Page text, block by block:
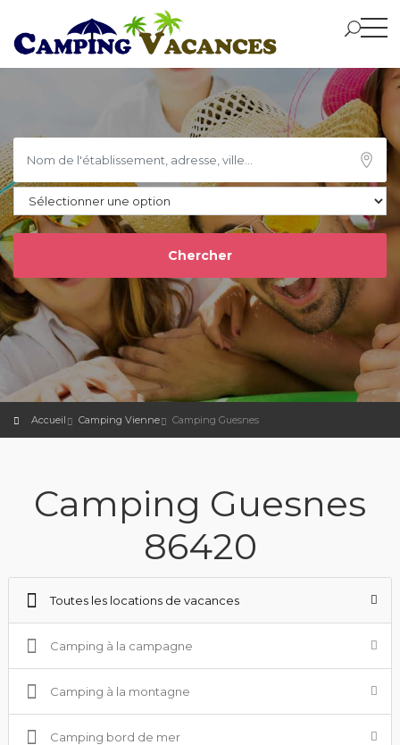
Accueil Camping Vienne Camping Guesnes
Camping Guesnes
86420
Toutes les locations de vacances
Camping à la campagne
Camping à la montagne
Camping bord de mer